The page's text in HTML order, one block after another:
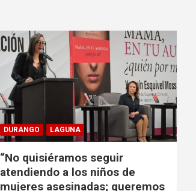
DURANGO LAGUNA
“No quisiéramos seguir
atendiendo a los niños de
mujeres asesinadas; queremos